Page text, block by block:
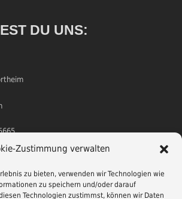
Zustimmung verwalten
zu bieten, verwenden wir Technologien wie
zu speichern und/oder darauf
Technologien zustimmst, können wir Daten
DU UNS: